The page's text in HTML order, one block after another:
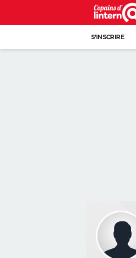
S'INSCRIRE